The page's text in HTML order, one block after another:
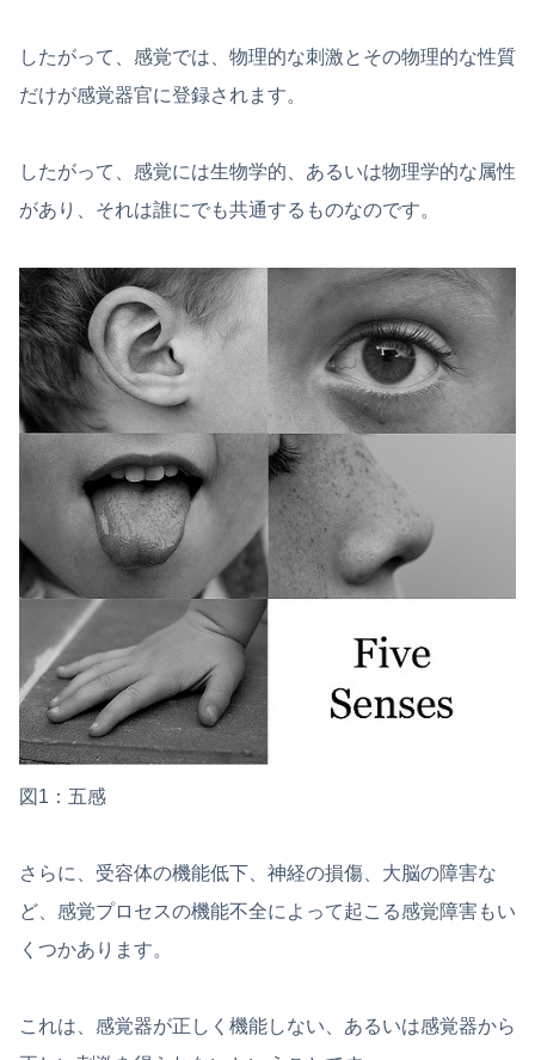
したがって、感覚では、物理的な刺激とその物理的な性質
だけが感覚器官に登録されます。
したがって、感覚には生物学的、あるいは物理学的な属性
があり、それは誰にでも共通するものなのです。
図1：五感
さらに、受容体の機能低下、神経の損傷、大脳の障害な
ど、感覚プロセスの機能不全によって起こる感覚障害もい
くつかあります。
これは、感覚器が正しく機能しない、あるいは感覚器から